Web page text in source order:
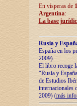
En vísperas de
Argentina:
La base
Rusia y
España en los
2009).
El libro recoge
“Rusia y
de Estudios
internacionales
2009) (más